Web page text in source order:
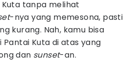
Kuta tanpa melihat
-nya yang memesona, pasti
kurang. Nah, kamu bisa
Kuta di atas yang
dan sunset-an.